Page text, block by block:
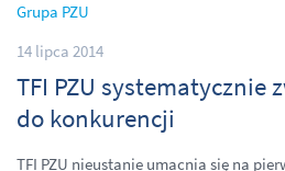
Grupa PZU
14 lipca 2014
TFI PZU systematycznie
do konkurencji
TFI PZU nieustanie umacnia się na